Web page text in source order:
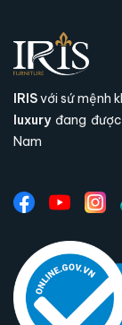
Ghế
khác
thông
Ghế Finn
ăn thông
IRISvới sứ mệnh
luxuryđang
Nam